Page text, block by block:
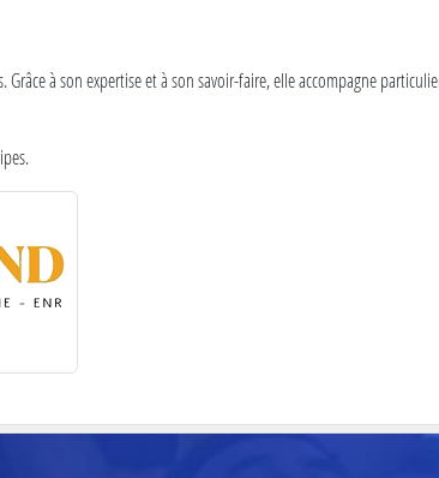
à son expertise et à son savoir-faire, elle accompagne